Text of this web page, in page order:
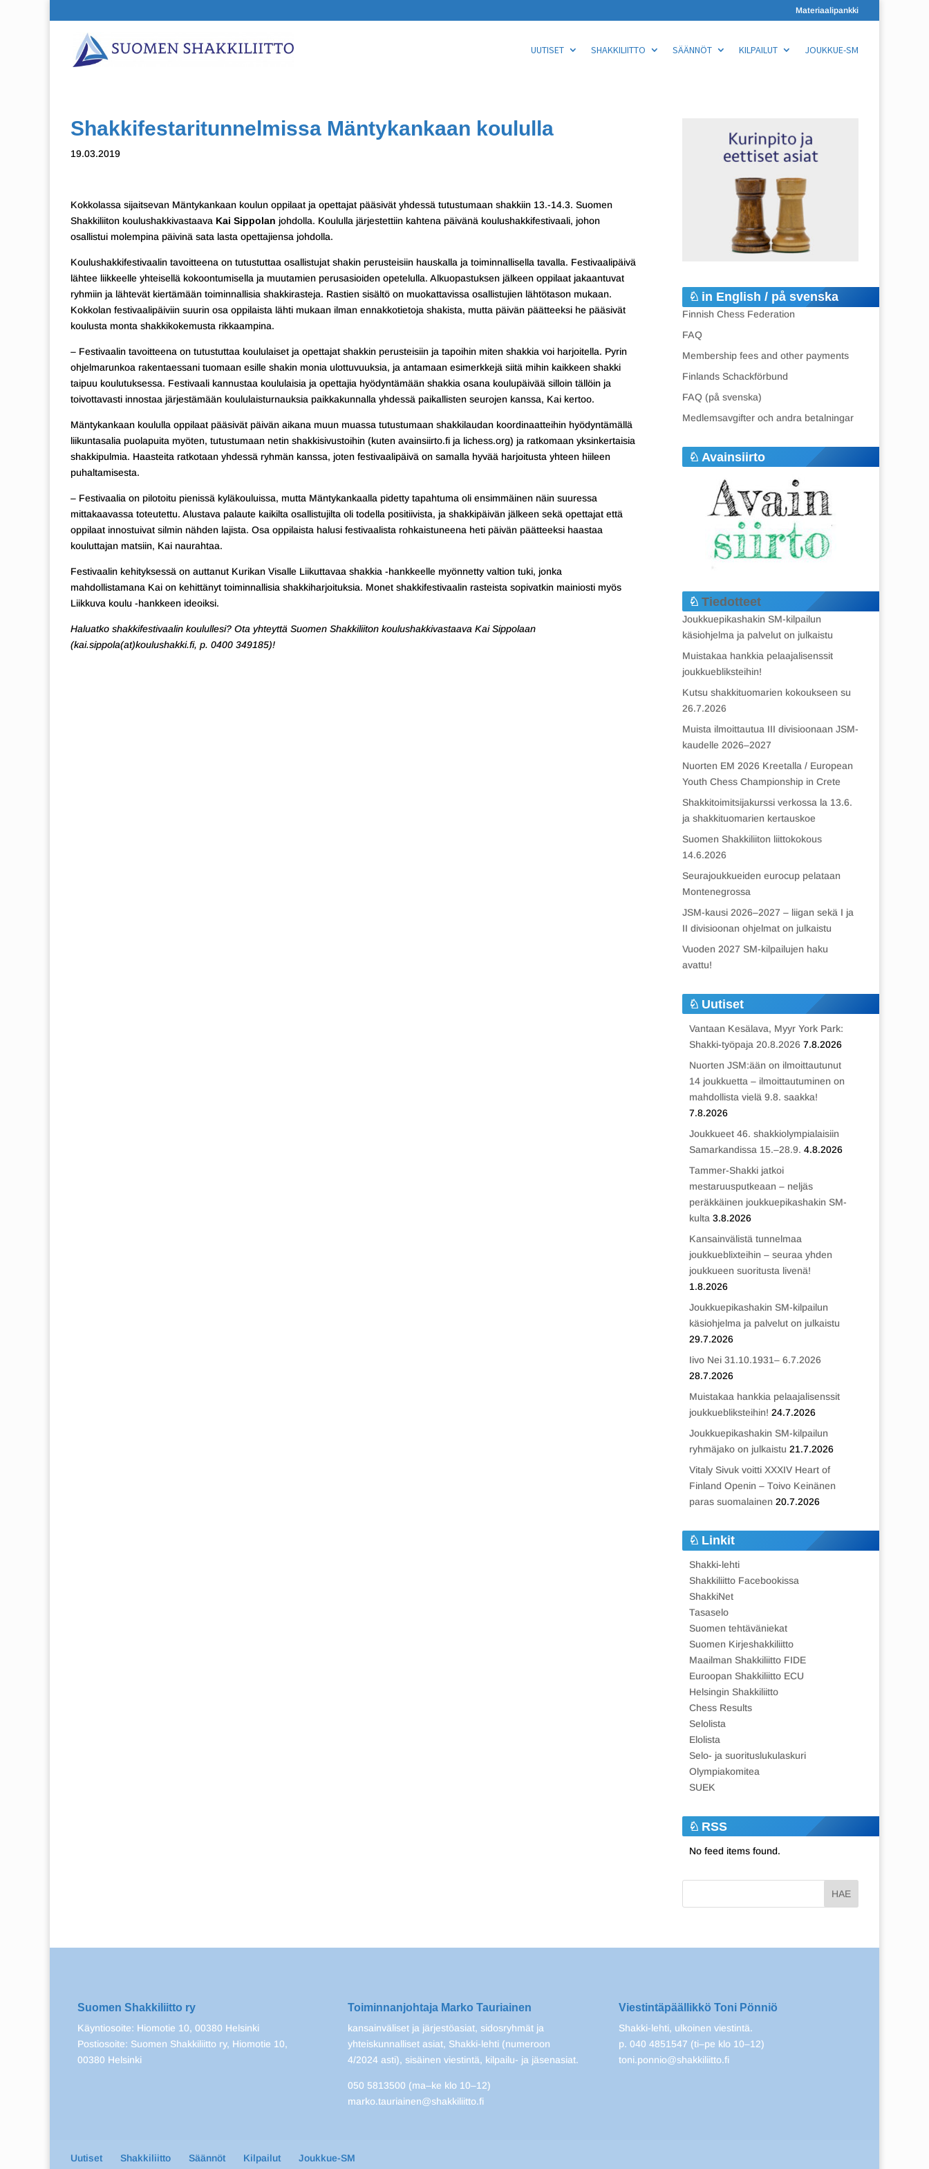
Materiaalipankki
UUTISET SHAKKILIITTO SÄÄNNÖT KILPAILUT JOUKKUE-SM
Shakkifestaritunnelmissa Mäntykankaan koululla
19.03.2019
Kokkolassa sijaitsevan Mäntykankaan koulun oppilaat ja opettajat pääsivät yhdessä tutustumaan shakkiin 13.-14.3. Suomen
Shakkiliiton koulushakkivastaava Kai Sippolan johdolla. Koululla järjestettiin kahtena päivänä koulushakkifestivaali, johon
osallistui molempina päivinä sata lasta opettajiensa johdolla.
Koulushakkifestivaalin tavoitteena on tutustuttaa osallistujat shakin perusteisiin hauskalla ja toiminnallisella tavalla. Festivaalipäivä
lähtee liikkeelle yhteisellä kokoontumisella ja muutamien perusasioiden opetelulla. Alkuopastuksen jälkeen oppilaat jakaantuvat
ryhmiin ja lähtevät kiertämään toiminnallisia shakkirasteja. Rastien sisältö on muokattavissa osallistujien lähtötason mukaan.
Kokkolan festivaalipäiviin suurin osa oppilaista lähti mukaan ilman ennakkotietoja shakista, mutta päivän päätteeksi he pääsivät
koulusta monta shakkikokemusta rikkaampina.
– Festivaalin tavoitteena on tutustuttaa koululaiset ja opettajat shakkin perusteisiin ja tapoihin miten shakkia voi harjoitella. Pyrin
ohjelmarunkoa rakentaessani tuomaan esille shakin monia ulottuvuuksia, ja antamaan esimerkkejä siitä mihin kaikkeen shakki
taipuu koulutuksessa. Festivaali kannustaa koululaisia ja opettajia hyödyntämään shakkia osana koulupäivää silloin tällöin ja
toivottavasti innostaa järjestämään koululaisturnauksia paikkakunnalla yhdessä paikallisten seurojen kanssa, Kai kertoo.
Mäntykankaan koululla oppilaat pääsivät päivän aikana muun muassa tutustumaan shakkilaudan koordinaatteihin hyödyntämällä
liikuntasalia puolapuita myöten, tutustumaan netin shakkisivustoihin (kuten avainsiirto.fi ja lichess.org) ja ratkomaan yksinkertaisia
shakkipulmia. Haasteita ratkotaan yhdessä ryhmän kanssa, joten festivaalipäivä on samalla hyvää harjoitusta yhteen hiileen
puhaltamisesta.
– Festivaalia on pilotoitu pienissä kyläkouluissa, mutta Mäntykankaalla pidetty tapahtuma oli ensimmäinen näin suuressa
mittakaavassa toteutettu. Alustava palaute kaikilta osallistujilta oli todella positiivista, ja shakkipäivän jälkeen sekä opettajat että
oppilaat innostuivat silmin nähden lajista. Osa oppilaista halusi festivaalista rohkaistuneena heti päivän päätteeksi haastaa
kouluttajan matsiin, Kai naurahtaa.
Festivaalin kehityksessä on auttanut Kurikan Visalle Liikuttavaa shakkia -hankkeelle myönnetty valtion tuki, jonka
mahdollistamana Kai on kehittänyt toiminnallisia shakkiharjoituksia. Monet shakkifestivaalin rasteista sopivatkin mainiosti myös
Liikkuva koulu -hankkeen ideoiksi.
Haluatko shakkifestivaalin koulullesi? Ota yhteyttä Suomen Shakkiliiton koulushakkivastaava Kai Sippolaan
(kai.sippola(at)koulushakki.fi, p. 0400 349185)!
in English / på svenska
Finnish Chess Federation
FAQ
Membership fees and other payments
Finlands Schackförbund
FAQ (på svenska)
Medlemsavgifter och andra betalningar
Avainsiirto
Tiedotteet
Joukkuepikashakin SM-kilpailun
käsiohjelma ja palvelut on julkaistu
Muistakaa hankkia pelaajalisenssit
joukkuebliksteihin!
Kutsu shakkituomarien kokoukseen su
26.7.2026
Muista ilmoittautua III divisioonaan JSM-
kaudelle 2026–2027
Nuorten EM 2026 Kreetalla / European
Youth Chess Championship in Crete
Shakkitoimitsijakurssi verkossa la 13.6.
ja shakkituomarien kertauskoe
Suomen Shakkiliiton liittokokous
14.6.2026
Seurajoukkueiden eurocup pelataan
Montenegrossa
JSM-kausi 2026–2027 – liigan sekä I ja
II divisioonan ohjelmat on julkaistu
Vuoden 2027 SM-kilpailujen haku
avattu!
Uutiset
Vantaan Kesälava, Myyr York Park:
Shakki-työpaja 20.8.2026 7.8.2026
Nuorten JSM:ään on ilmoittautunut
14 joukkuetta – ilmoittautuminen on
mahdollista vielä 9.8. saakka!
7.8.2026
Joukkueet 46. shakkiolympialaisiin
Samarkandissa 15.–28.9. 4.8.2026
Tammer-Shakki jatkoi
mestaruusputkeaan – neljäs
peräkkäinen joukkuepikashakin SM-
kulta 3.8.2026
Kansainvälistä tunnelmaa
joukkueblixteihin – seuraa yhden
joukkueen suoritusta livenä!
1.8.2026
Joukkuepikashakin SM-kilpailun
käsiohjelma ja palvelut on julkaistu
29.7.2026
Iivo Nei 31.10.1931– 6.7.2026
28.7.2026
Muistakaa hankkia pelaajalisenssit
joukkuebliksteihin! 24.7.2026
Joukkuepikashakin SM-kilpailun
ryhmäjako on julkaistu 21.7.2026
Vitaly Sivuk voitti XXXIV Heart of
Finland Openin – Toivo Keinänen
paras suomalainen 20.7.2026
Linkit
Shakki-lehti
Shakkiliitto Facebookissa
ShakkiNet
Tasaselo
Suomen tehtäväniekat
Suomen Kirjeshakkiliitto
Maailman Shakkiliitto FIDE
Euroopan Shakkiliitto ECU
Helsingin Shakkiliitto
Chess Results
Selolista
Elolista
Selo- ja suorituslukulaskuri
Olympiakomitea
SUEK
RSS
No feed items found.
Suomen Shakkiliitto ry
Käyntiosoite: Hiomotie 10, 00380 Helsinki
Postiosoite: Suomen Shakkiliitto ry, Hiomotie 10,
00380 Helsinki
Toiminnanjohtaja Marko Tauriainen
kansainväliset ja järjestöasiat, sidosryhmät ja
yhteiskunnalliset asiat, Shakki-lehti (numeroon
4/2024 asti), sisäinen viestintä, kilpailu- ja jäsenasiat.
050 5813500 (ma–ke klo 10–12)
marko.tauriainen@shakkiliitto.fi
Viestintäpäällikkö Toni Pönniö
Shakki-lehti, ulkoinen viestintä.
p. 040 4851547 (ti–pe klo 10–12)
toni.ponnio@shakkiliitto.fi
Uutiset Shakkiliitto Säännöt Kilpailut Joukkue-SM